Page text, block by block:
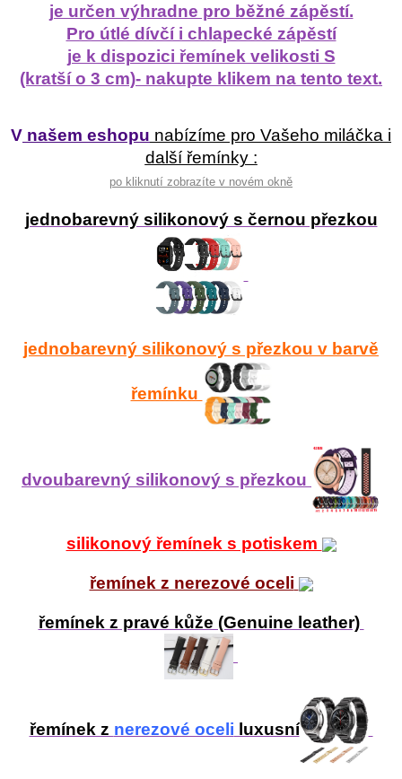
je určen výhradne pro běžné zápěstí.
Pro útlé dívčí i chlapecké zápěstí
je k dispozici řemínek velikosti S
(kratší o 3 cm)- nakupte klikem na tento text.
V našem eshopu nabízíme pro Vašeho miláčka i
další řemínky :
po kliknutí zobrazíte v novém okně
jednobarevný silikonový s černou přezkou
jednobarevný silikonový s přezkou v barvě
řemínku
dvoubarevný silikonový s přezkou
silikonový řemínek s potiskem
řemínek z nerezové oceli
řemínek z pravé kůže (Genuine leather)
řemínek z nerezové oceli luxusní